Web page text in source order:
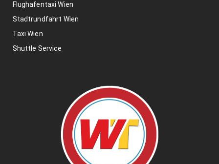
Flughafentaxi Wien
Stadtrundfahrt Wien
Taxi Wien
Shuttle Service